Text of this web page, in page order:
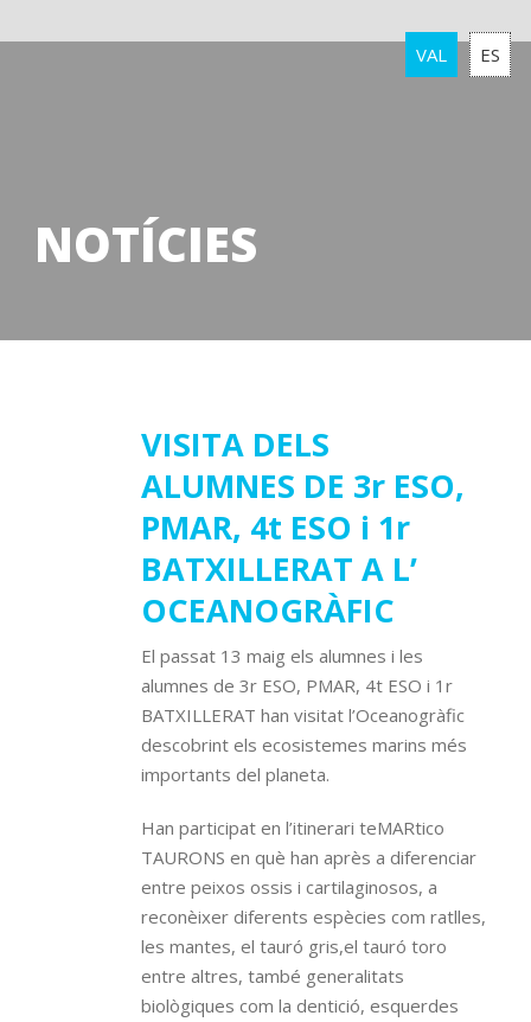
VAL ES
NOTÍCIES
VISITA DELS
ALUMNES DE 3r ESO,
PMAR, 4t ESO i 1r
BATXILLERAT A L’
OCEANOGRÀFIC
El passat 13 maig els alumnes i les
alumnes de 3r ESO, PMAR, 4t ESO i 1r
BATXILLERAT han visitat l’Oceanogràfic
descobrint els ecosistemes marins més
importants del planeta.
Han participat en l’itinerari teMARtico
TAURONS en què han après a diferenciar
entre peixos ossis i cartilaginosos, a
reconèixer diferents espècies com ratlles,
les mantes, el tauró gris,el tauró toro
entre altres, també generalitats
biològiques com la dentició, esquerdes